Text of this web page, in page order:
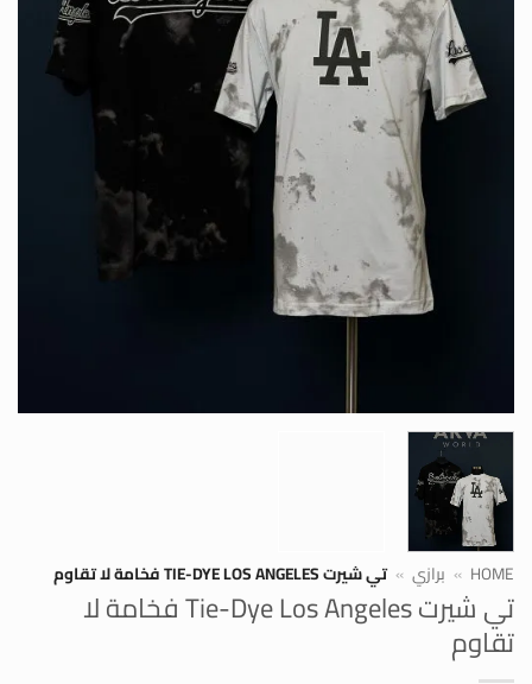
HOME
» برازي » تي شيرت TIE-DYE LOS ANGELES فخامة لا تقاوم
تي شيرت Tie-Dye Los Angeles فخامة لا
تقاوم